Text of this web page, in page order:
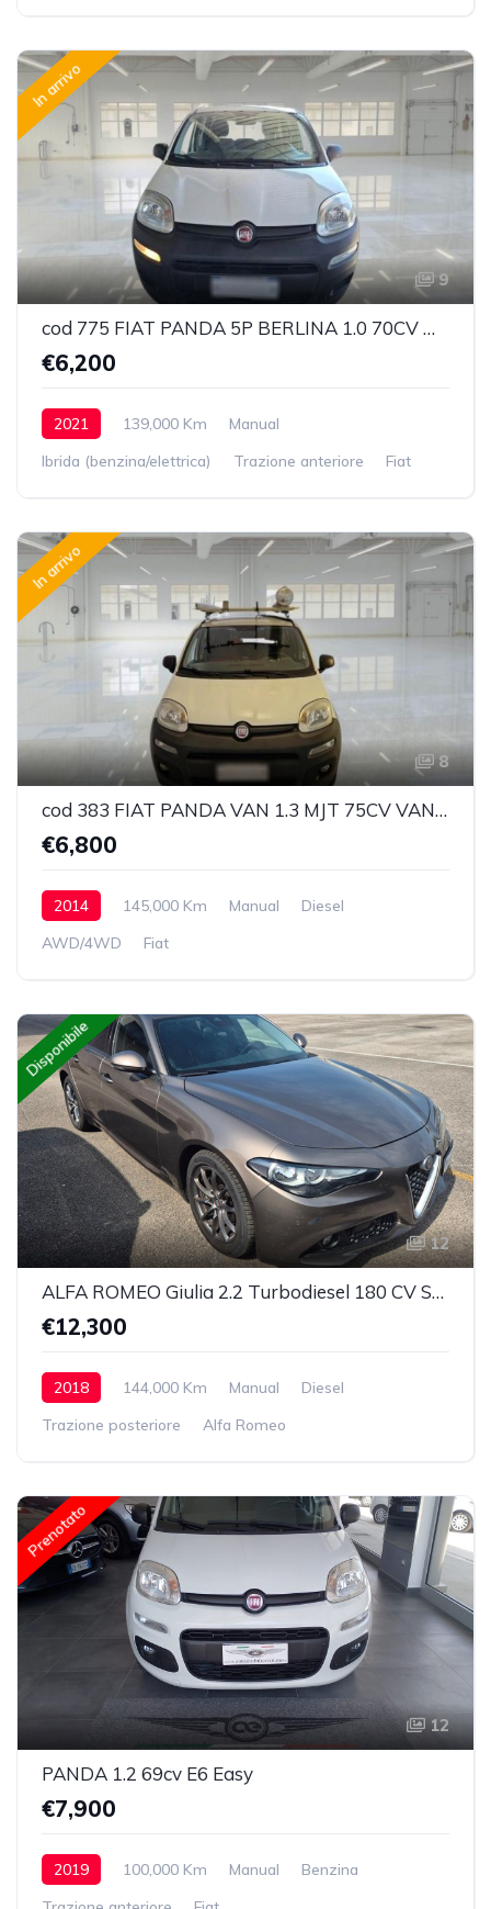
In arrivo
9
cod 775 FIAT PANDA 5P BERLINA 1.0 70CV HYBRID EURO 6D VAN 2 P. POP
€6,200
2021 139,000 Km
Manual
Ibrida (benzina/elettrica)
Trazione anteriore Fiat
In arrivo
8
cod 383 FIAT PANDA VAN 1.3 MJT 75CV VAN CLIMBING 4X4 2P.POP
€6,800
2014 145,000 Km Manual
Diesel
AWD/4WD
Fiat
Disponibile
12
ALFA ROMEO Giulia 2.2 Turbodiesel 180 CV Super
€12,300
2018 144,000 Km Manual
Diesel
Trazione posteriore
Alfa Romeo
Prenotato
12
PANDA 1.2 69cv E6 Easy
€7,900
2019 100,000 Km Manual
Benzina